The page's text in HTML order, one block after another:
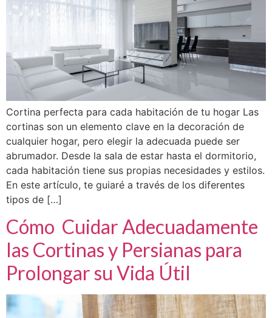
Cortina perfecta para cada habitación de tu hogar Las
cortinas son un elemento clave en la decoración de
cualquier hogar, pero elegir la adecuada puede ser
abrumador. Desde la sala de estar hasta el dormitorio,
cada habitación tiene sus propias necesidades y estilos.
En este artículo, te guiaré a través de los diferentes
tipos de […]
Cómo Cuidar Adecuadamente
las Cortinas y Persianas para
Prolongar su Vida Útil